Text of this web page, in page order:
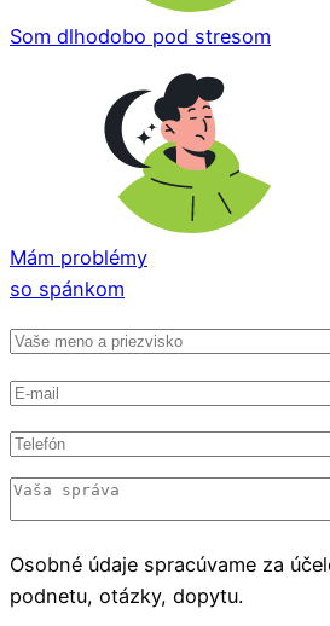
Som dlhodobo pod stresom
Mám problémy
so spánkom
Osobné údaje spracúvame za
podnetu, otázky, dopytu.